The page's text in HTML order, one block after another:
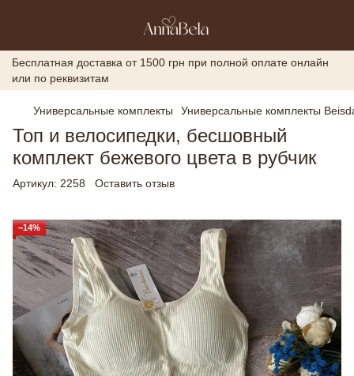
Бесплатная доставка от 1500 грн при полной оплате онлайн
или по реквизитам
Универсальные комплекты Универсальные комплекты
Топ и велосипедки, бесшовный
комплект бежевого цвета в рубчик
Артикул: 2258 Оставить отзыв
−14%